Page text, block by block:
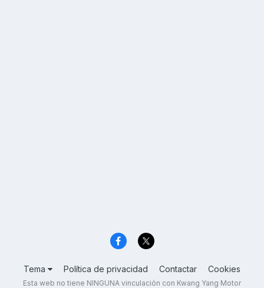
Tema Política de privacidad Contactar Cookies
Esta web no tiene NINGUNA vinculación con Kwang Yang Motor